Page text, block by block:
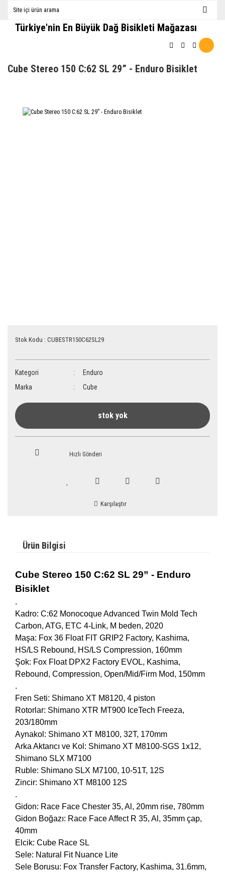
Türkiye'nin En Büyük Dağ Bisikleti Mağazası
Cube Stereo 150 C:62 SL 29” - Enduro Bisiklet
Stok Kodu : CUBESTR150C62SL29
Kategori
Enduro
Marka
Cube
stok yok
Hızlı Gönderi
Karşılaştır
Ürün Bilgisi
Cube Stereo 150 C:62 SL 29” - Enduro
Bisiklet
.
Kadro: C:62 Monocoque Advanced Twin Mold Tech
Carbon, ATG, ETC 4-Link, M beden, 2020
Maşa: Fox 36 Float FIT GRIP2 Factory, Kashima,
HS/LS Rebound, HS/LS Compression, 160mm
Şok: Fox Float DPX2 Factory EVOL, Kashima,
Rebound, Compression, Open/Mid/Firm Mod, 150mm
.
Fren Seti: Shimano XT M8120, 4 piston
Rotorlar: Shimano XTR MT900 IceTech Freeza,
203/180mm
Aynakol: Shimano XT M8100, 32T, 170mm
Arka Aktarıcı ve Kol: Shimano XT M8100-SGS 1x12,
Shimano SLX M7100
Ruble: Shimano SLX M7100, 10-51T, 12S
Zincir: Shimano XT M8100 12S
.
Gidon: Race Face Chester 35, Al, 20mm rise, 780mm
Gidon Boğazı: Race Face Affect R 35, Al, 35mm çap,
40mm
Elcik: Cube Race SL
Sele: Natural Fit Nuance Lite
Sele Borusu: Fox Transfer Factory, Kashima, 31.6mm,